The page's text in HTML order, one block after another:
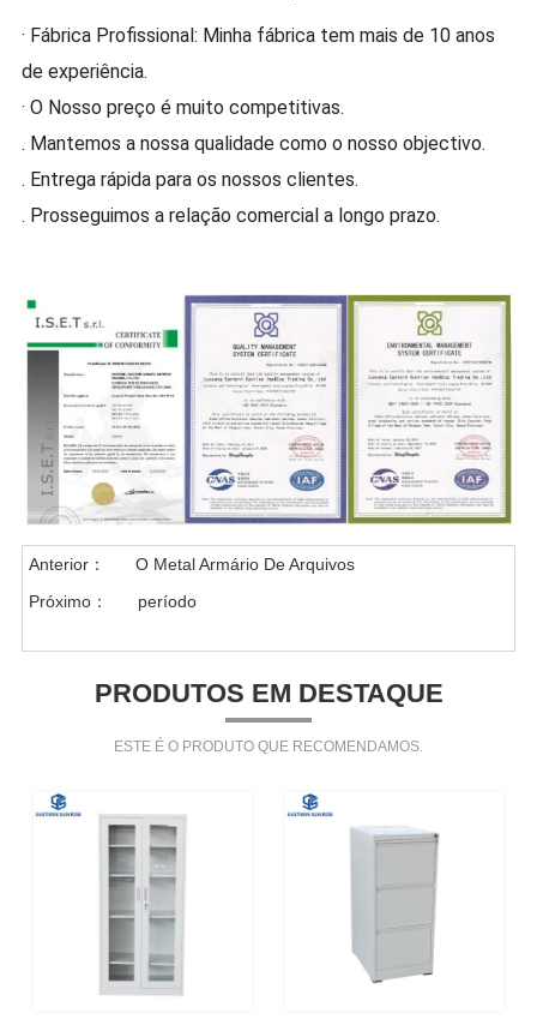
· Fábrica Profissional: Minha fábrica tem mais de 10 anos
de experiência.
· O Nosso preço é muito competitivas.
. Mantemos a nossa qualidade como o nosso objectivo.
. Entrega rápida para os nossos clientes.
. Prosseguimos a relação comercial a longo prazo.
Anterior：
O Metal Armário De Arquivos
Próximo：
período
PRODUTOS EM DESTAQUE
ESTE É O PRODUTO QUE RECOMENDAMOS.